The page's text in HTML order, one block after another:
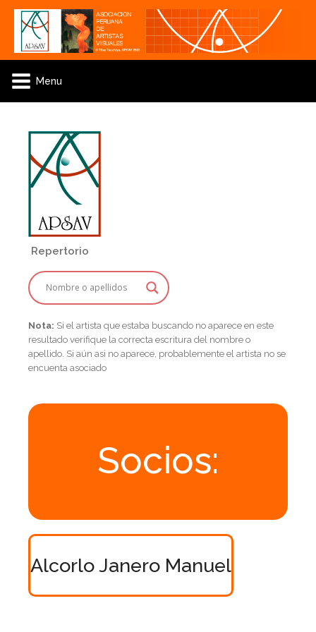
Menu
Repertorio
Nota: Si el artista que estaba buscando no aparece en este
resultado verifique la correcta escritura del nombre o
apellido. Si aún asi no aparece, probablemente el artista no se
encuenta asociado
Socios:
Alcorlo Janero Manuel